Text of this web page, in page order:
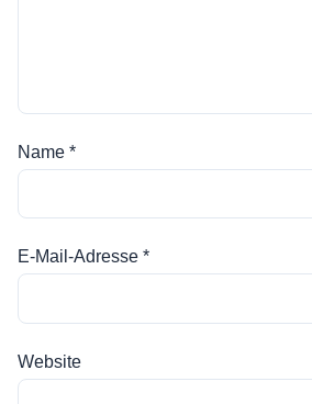
Name *
E-Mail-Adresse *
Website